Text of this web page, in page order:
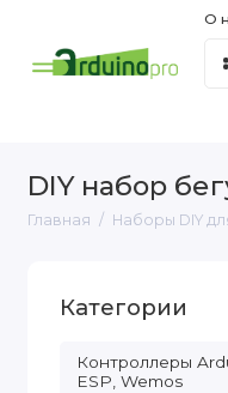
О
DIY набор
Главная Наборы DIY
Категории
Контроллеры
ESP, Wemos